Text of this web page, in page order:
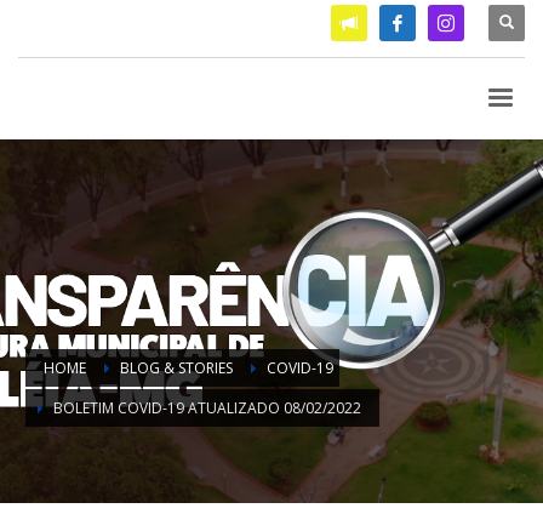
HOME BLOG & STORIES
COVID-19
BOLETIM COVID-19 ATUALIZADO 08/02/2022